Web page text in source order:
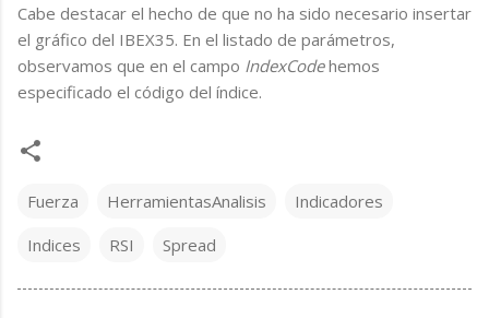
Cabe destacar el hecho de que no ha sido necesario insertar
el gráfico del IBEX35. En el listado de parámetros,
observamos que en el campo IndexCodehemos
especificado el código del índice.
Fuerza HerramientasAnalisis
Indicadores
Indices
RSI Spread